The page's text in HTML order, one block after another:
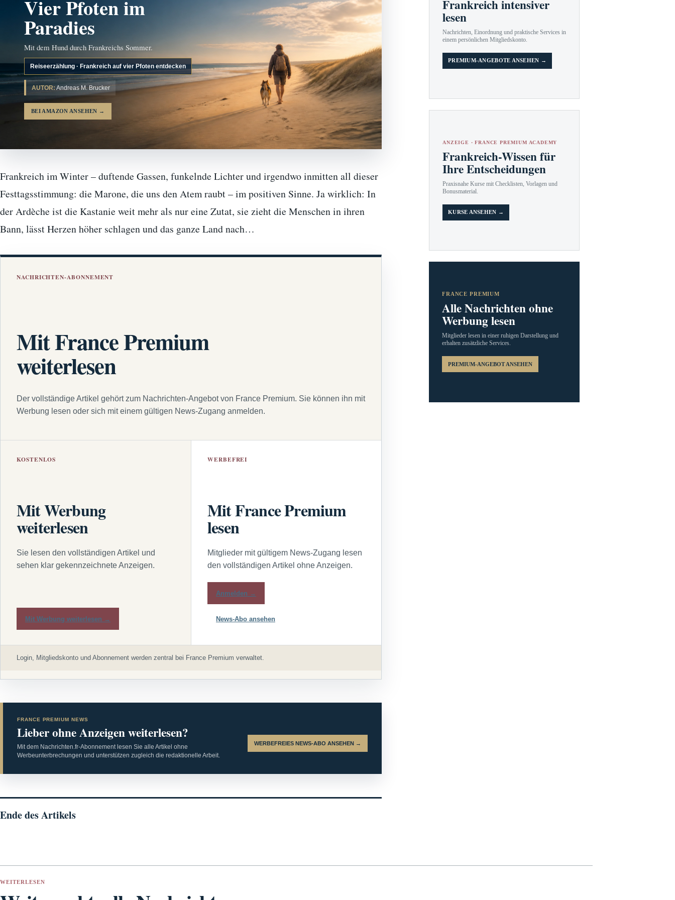
Vier Pfoten im
Paradies
Mit dem Hund durch Frankreichs Sommer.
Reiseerzählung · Frankreich auf vier Pfoten entdecken
AUTOR: Andreas M. Brucker
BEI AMAZON ANSEHEN →
Frankreich im Winter – duftende Gassen, funkelnde Lichter und irgendwo inmitten all dieser
Festtagsstimmung: die Marone, die uns den Atem raubt – im positiven Sinne. Ja wirklich: In
der Ardèche ist die Kastanie weit mehr als nur eine Zutat, sie zieht die Menschen in ihren
Bann, lässt Herzen höher schlagen und das ganze Land nach…
NACHRICHTEN-ABONNEMENT
Mit France Premium
weiterlesen
Der vollständige Artikel gehört zum Nachrichten-Angebot von France Premium. Sie können ihn mit
Werbung lesen oder sich mit einem gültigen News-Zugang anmelden.
KOSTENLOS
Mit Werbung
weiterlesen
Sie lesen den vollständigen Artikel und
sehen klar gekennzeichnete Anzeigen.
Mit Werbung weiterlesen →
WERBEFREI
Mit France Premium
lesen
Mitglieder mit gültigem News-Zugang lesen
den vollständigen Artikel ohne Anzeigen.
Anmelden →
News-Abo ansehen
Login, Mitgliedskonto und Abonnement werden zentral bei France Premium verwaltet.
FRANCE PREMIUM NEWS
Lieber ohne Anzeigen weiterlesen?
Mit dem Nachrichten.fr-Abonnement lesen Sie alle Artikel ohne
Werbeunterbrechungen und unterstützen zugleich die redaktionelle Arbeit.
WERBEFREIES NEWS-ABO ANSEHEN →
Ende des Artikels
Frankreich intensiver
lesen
Nachrichten, Einordnung und praktische Services in
einem persönlichen Mitgliedskonto.
PREMIUM-ANGEBOTE ANSEHEN →
ANZEIGE · FRANCE PREMIUM ACADEMY
Frankreich-Wissen für
Ihre Entscheidungen
Praxisnahe Kurse mit Checklisten, Vorlagen und
Bonusmaterial.
KURSE ANSEHEN →
FRANCE PREMIUM
Alle Nachrichten ohne
Werbung lesen
Mitglieder lesen in einer ruhigen Darstellung und
erhalten zusätzliche Services.
PREMIUM-ANGEBOT ANSEHEN
WEITERLESEN